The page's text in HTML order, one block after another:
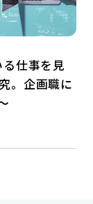
せ
仕事を見
。企画職に